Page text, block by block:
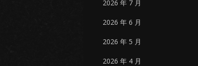
2026 年 7 月
2026 年 6 月
2026 年 5 月
2026 年 4 月